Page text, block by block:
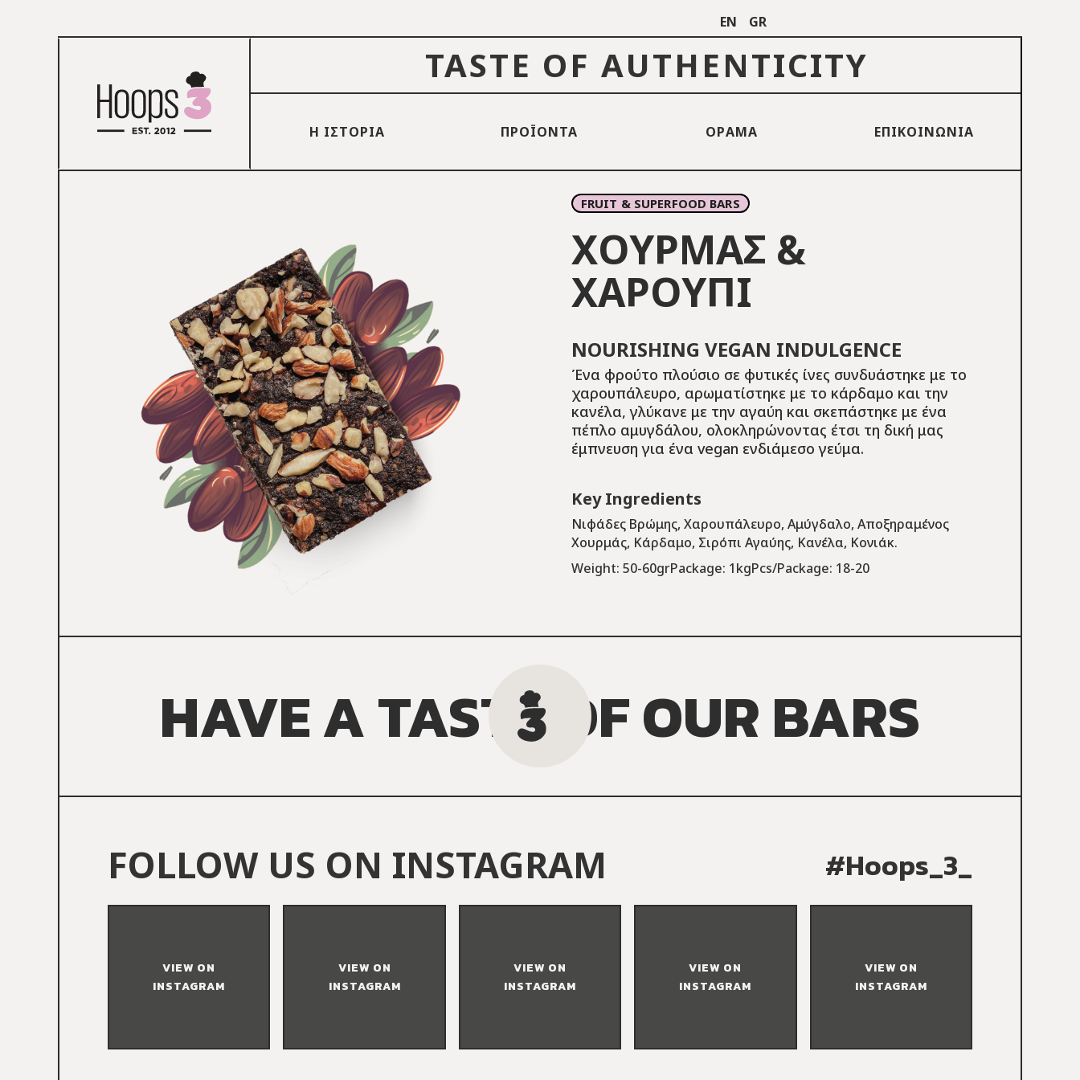
EN GR
TASTE OF AUTHENTICITY
Η ΙΣΤΟΡΙΑ ΠΡΟΪΟΝΤΑ ΟΡΑΜΑ ΕΠΙΚΟΙΝΩΝΙΑ
FRUIT & SUPERFOOD BARS
ΧΟΥΡΜΑΣ &
ΧΑΡΟΥΠΙ
NOURISHING VEGAN INDULGENCE
Ένα φρούτο πλούσιο σε φυτικές ίνες συνδυάστηκε με το
χαρουπάλευρο, αρωματίστηκε με το κάρδαμο και την
κανέλα, γλύκανε με την αγαύη και σκεπάστηκε με ένα
πέπλο αμυγδάλου, ολοκληρώνοντας έτσι τη δική μας
έμπνευση για ένα vegan ενδιάμεσο γεύμα.
Key Ingredients
Νιφάδες Βρώμης, Χαρουπάλευρο, Αμύγδαλο, Αποξηραμένος
Χουρμάς, Κάρδαμο, Σιρόπι Αγαύης, Κανέλα, Κονιάκ.
Weight: 50-60grPackage: 1kgPcs/Package: 18-20
HAVE A TASTE OF OUR BARS
FOLLOW US ON INSTAGRAM #Hoops_3_
VIEW ON
INSTAGRAM
VIEW ON
INSTAGRAM
VIEW ON
INSTAGRAM
VIEW ON
INSTAGRAM
VIEW ON
INSTAGRAM